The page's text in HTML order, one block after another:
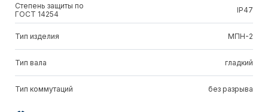
Степень защиты по
ГОСТ 14254
IP47
Тип изделия МПН-2
Тип вала гладкий
Тип коммутаций без разрыва